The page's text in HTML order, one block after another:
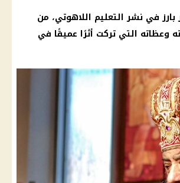
بارز في نشر التعليم اللاهوتي، من
وعظاته التي تركت أثرًا عميقًا في